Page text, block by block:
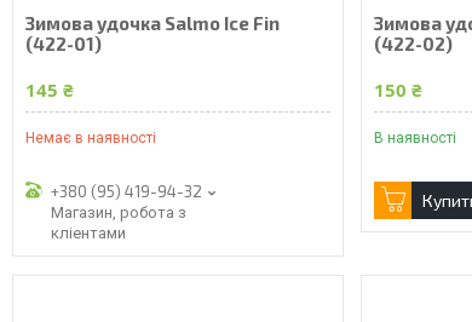
Зимова удочка Salmo Ice Fin
(422-01)
145 ₴
Немає в наявності
+380 (95) 419-94-32
Магазин, робота з
кліентами
Зимова
(422-02)
150 ₴
В наявності